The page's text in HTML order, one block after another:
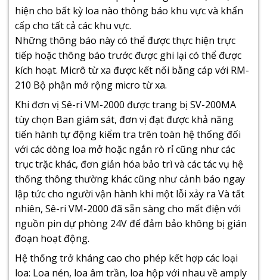
hiện cho bất kỳ loa nào thông báo khu vực và khẩn
cấp cho tất cả các khu vực.
Những thông báo này có thể được thực hiện trực
tiếp hoặc thông báo trước được ghi lại có thể được
kích hoạt. Micrô từ xa được kết nối bằng cáp với RM-
210 Bộ phận mở rộng micro từ xa.
Khi đơn vị Sê-ri VM-2000 được trang bị SV-200MA
tùy chọn Ban giám sát, đơn vị đạt được khả năng
tiến hành tự động kiểm tra trên toàn hệ thống đối
với các dòng loa mở hoặc ngắn rò rỉ cũng như các
trục trặc khác, đơn giản hóa bảo trì và các tác vụ hệ
thống thông thường khác cũng như cảnh báo ngay
lập tức cho người vận hành khi một lỗi xảy ra Và tất
nhiên, Sê-ri VM-2000 đã sẵn sàng cho mất điện với
nguồn pin dự phòng 24V để đảm bảo không bị gián
đoạn hoạt động.
Hệ thống trở kháng cao cho phép kết hợp các loại
loa: Loa nén, loa âm trần, loa hộp với nhau về amply